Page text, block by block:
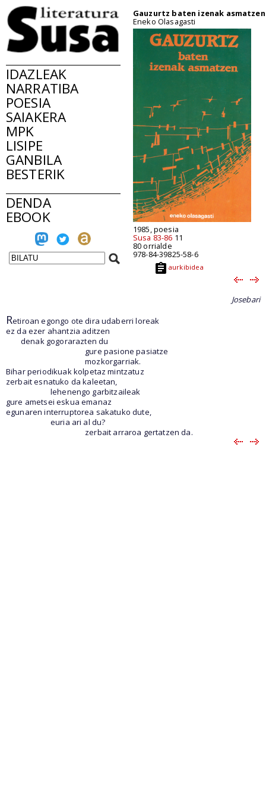
IDAZLEAK
NARRATIBA
POESIA
SAIAKERA
MPK
LISIPE
GANBILA
BESTERIK
DENDA
EBOOK
Gauzurtz baten izenak asmatzen
Eneko Olasagasti
1985, poesia
Susa 83-86 11
80 orrialde
978-84-39825-58-6
aurkibidea
Josebari
Retiroan egongo ote dira udaberri loreak
ez da ezer ahantzia aditzen
denak gogorarazten du
gure pasione pasiatze
mozkorgarriak.
Bihar periodikuak kolpetaz mintzatuz
zerbait esnatuko da kaleetan,
lehenengo garbitzaileak
gure ametsei eskua emanaz
egunaren interruptorea sakatuko dute,
euria ari al du?
zerbait arraroa gertatzen da.